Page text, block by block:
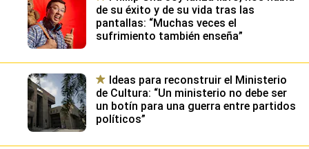
de su éxito y de su vida tras las
pantallas: “Muchas veces el
sufrimiento también enseña”
Ideas para reconstruir el Ministerio
de Cultura: “Un ministerio no debe ser
un botín para una guerra entre partidos
políticos”